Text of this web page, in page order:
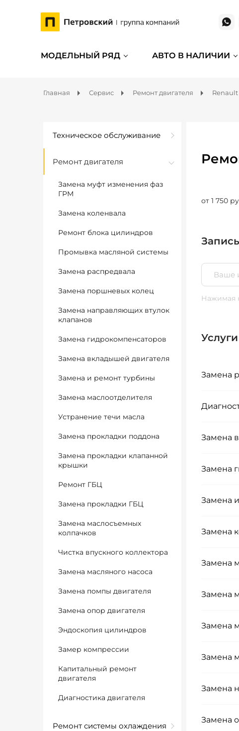
МОДЕЛЬНЫЙ РЯД АВТО В НАЛИЧИИ
Главная Сервис Ремонт двигателя Renault
Техническое обслуживание
Ремонт двигателя
Замена муфт изменения фаз
ГРМ
Замена коленвала
Ремонт блока цилиндров
Промывка масляной системы
Замена распредвала
Замена поршневых колец
Замена направляющих втулок
клапанов
Замена гидрокомпенсаторов
Замена вкладышей двигателя
Замена и ремонт турбины
Замена маслоотделителя
Устранение течи масла
Замена прокладки поддона
Замена прокладки клапанной
крышки
Ремонт ГБЦ
Замена прокладки ГБЦ
Замена маслосъемных
колпачков
Чистка впускного коллектора
Замена масляного насоса
Замена помпы двигателя
Замена опор двигателя
Эндоскопия цилиндров
Замер компрессии
Капитальный ремонт
двигателя
Диагностика двигателя
Ремонт системы охлаждения
от 1 750
Нажимая
Услуги
Замена
Замена
Замена
Замена
Замена
Замена
Замена
Замена
Замена
Замена
Замена